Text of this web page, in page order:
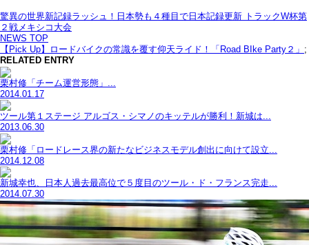
驚異の世界新記録ラッシュ！日本勢も４種目で日本記録更新 トラックW杯第
２戦メキシコ大会
NEWS TOP
【Pick Up】ロードバイクの常識を覆す仰天ライド！「Road BIke Party２」 ;
RELATED ENTRY
栗村修「チーム運営形態」...
2014.01.17
ツール第１ステージ アルゴス・シマノのキッテルが勝利！新城は...
2013.06.30
栗村修「ロードレース界の新たなビジネスモデル創出に向けて設立...
2014.12.08
新城幸也、日本人過去最高位で５度目のツール・ド・フランス完走...
2014.07.30